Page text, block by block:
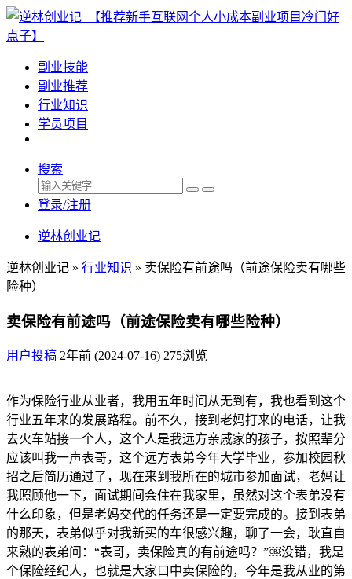
副业技能
副业推荐
行业知识
学员项目
搜索
登录/注册
逆林创业记
逆林创业记 » 行业知识 » 卖保险有前途吗（前途保险卖有哪些
险种）
卖保险有前途吗（前途保险卖有哪些险种）
用户投稿 2年前 (2024-07-16) 275浏览
作为保险行业从业者，我用五年时间从无到有，我也看到这个
行业五年来的发展路程。前不久，接到老妈打来的电话，让我
去火车站接一个人，这个人是我远方亲戚家的孩子，按照辈分
应该叫我一声表哥，这个远方表弟今年大学毕业，参加校园秋
招之后简历通过了，现在来到我所在的城市参加面试，老妈让
我照顾他一下，面试期间会住在我家里，虽然对这个表弟没有
什么印象，但是老妈交代的任务还是一定要完成的。接到表弟
的那天，表弟似乎对我新买的车很感兴趣，聊了一会，耿直自
来熟的表弟问：“表哥，卖保险真的有前途吗？”￼没错，我是
个保险经纪人，也就是大家口中卖保险的，今年是我从业的第